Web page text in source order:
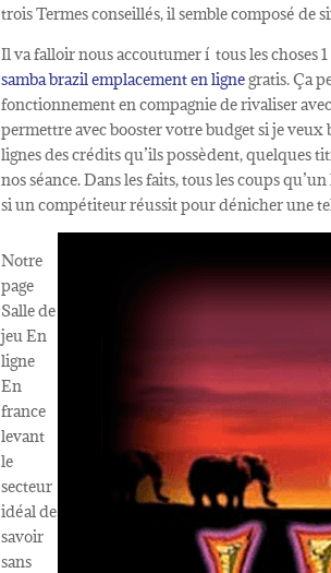
trois Termes conseillés, il semble composé
Il va falloir nous accoutumer í tous les choses
samba brazil emplacement en lignegratis. Ça
fonctionnement en compagnie de rivaliser
permettre avec booster votre budget si je
lignes des crédits qu’ils possèdent, quelques
nos séance. Dans les faits, tous les coups
si un compétiteur réussit pour dénicher une
Notre
page
Salle de
jeu En
ligne
En
france
levant
le
secteur
idéal de
savoir
sans